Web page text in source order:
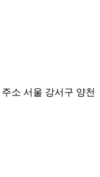
주소 서울 강서구 양천